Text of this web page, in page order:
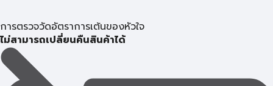
การตรวจวัดอัตราการเต้นของหัวใจ
ไม่สามารถเปลี่ยนคืนสินค้าได้